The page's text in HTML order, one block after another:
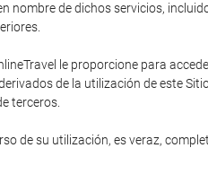
nombre de dichos servicios,
le proporcione para
de la utilización de este
terceros.
de su utilización, es veraz,